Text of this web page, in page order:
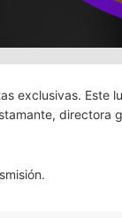
exclusivas. Este
directora